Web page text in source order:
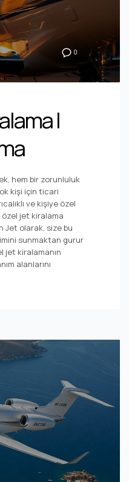
0
|
hem bir zorunluluk
kişi için ticari
ve kişiye özel
jet kiralama
Jet olarak, size bu
sunmaktan gurur
jet kiralamanın
alanlarını